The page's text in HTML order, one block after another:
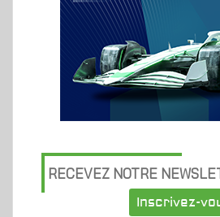
RECEVEZ NOTRE
Inscrivez-